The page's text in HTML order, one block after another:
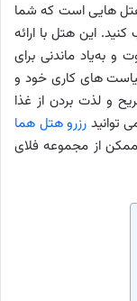
هتل هایی است که شما
این هتل با ارائه
و به‌یاد ماندنی برای
هتل هما ۲ به دلیل سیاست های کاری خود و
و لذت بردن از غذا
توانید رزرو هتل هما
از مجموعه فلای